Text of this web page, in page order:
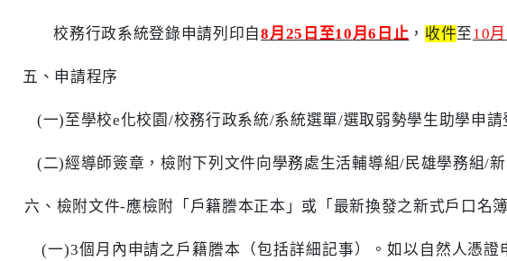
校務行政系統登錄申請列印自8月 25 日至10月6 日止 ， 收件至10月
五、申請程序
(一)至學校e化校園 /校務行政系統/系統選單/選取弱勢學生助學申請
(二)經導師簽章，檢附下列文件向學務處生活輔導組/民雄學務組/
六、檢附文件-應檢附「戶籍謄本正本」或「最新換發之新式戶口名簿
(一)3個月內申請之戶籍謄本（包括詳細記事）。如以自然人憑